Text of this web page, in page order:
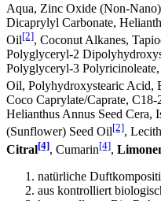
Aqua, Zinc Oxide (Non-
Dicaprylyl Carbonate,
Oil[2], Coconut Alkanes,
Polyglyceryl-2
Polyglyceryl-3
Oil, Polyhydroxystearic Acid,
Coco Caprylate/Caprate,
Helianthus Annus Seed Cera,
(Sunflower) Seed Oil[2],
Citral[4], Cumarin[4],
natürliche
aus kontrolliert